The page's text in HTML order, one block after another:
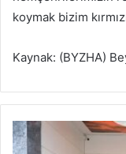
koymak bizim
Kaynak: (BYZHA)
B
a